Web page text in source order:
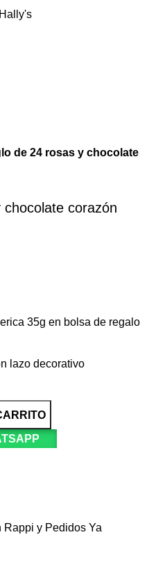
de 24 rosas y chocolate
corazón
35gen bolsa de regalo
lazo decorativo
Rappi y Pedidos Ya